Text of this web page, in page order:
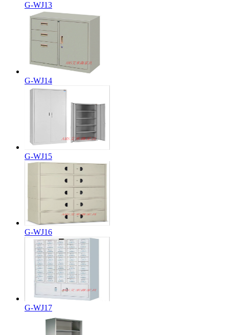
G-WJ13
G-WJ14
G-WJ15
G-WJ16
G-WJ17